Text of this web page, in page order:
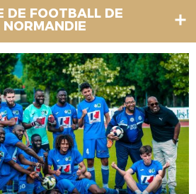
DE FOOTBALL DE
NORMANDIE